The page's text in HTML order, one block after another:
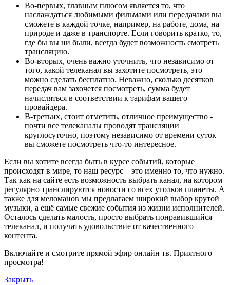
Во-первых, главным плюсом является то, что
наслаждаться любимыми фильмами или передачами вы
сможете в каждой точке, например, на работе, дома, на
природе и даже в транспорте. Если говорить кратко, то,
где бы вы ни были, всегда будет возможность смотреть
трансляцию.
Во-вторых, очень важно уточнить, что независимо от
того, какой телеканал вы захотите посмотреть, это
можно сделать бесплатно. Неважно, сколько десятков
передач вам захочется посмотреть, сумма будет
начисляться в соответствии к тарифам вашего
провайдера.
В-третьих, стоит отметить, отличное преимущество -
почти все телеканалы проводят трансляции
круглосуточно, поэтому независимо от времени суток
вы сможете посмотреть что-то интересное.
Если вы хотите всегда быть в курсе событий, которые
происходят в мире, то наш ресурс – это именно то, что нужно.
Так как на сайте есть возможность выбрать канал, на котором
регулярно транслируются новости со всех уголков планеты. А
также для меломанов мы предлагаем широкий выбор крутой
музыки, а ещё самые свежие события из жизни исполнителей.
Осталось сделать малость, просто выбрать понравившийся
телеканал, и получать удовольствие от качественного
контента.
Включайте и смотрите прямой эфир онлайн тв. Приятного
просмотра!
Закрыть